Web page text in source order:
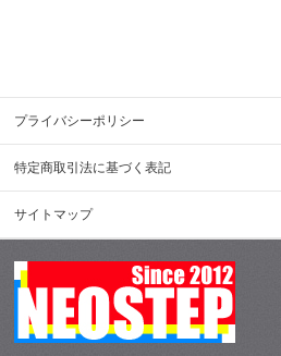
プライバシーポリシー
特定商取引法に基づく表記
サイトマップ